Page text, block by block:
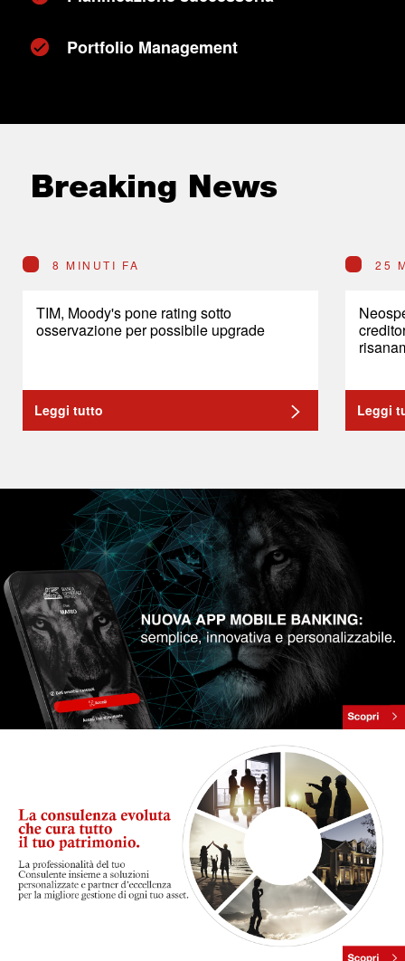
Portfolio Management
Breaking News
8 MINUTI FA
TIM, Moody's pone rating sotto
osservazione per possibile upgrade
Leggi tutto
25
Leggi